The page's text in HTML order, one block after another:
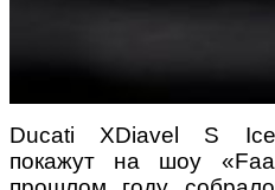
Ducati XDiavel S
покажут на шоу